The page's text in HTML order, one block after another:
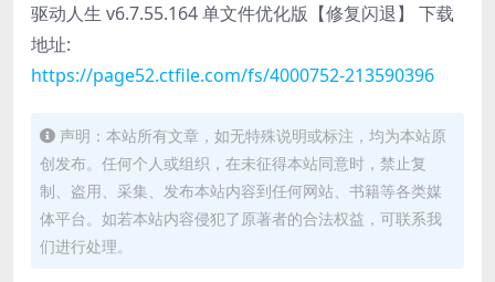
驱动人生 v6.7.55.164 单文件优化版【修复闪退】 下载
地址:
https://page52.ctfile.com/fs/4000752-213590396
声明：本站所有文章，如无特殊说明或标注，均为本站原
创发布。任何个人或组织，在未征得本站同意时，禁止复
制、盗用、采集、发布本站内容到任何网站、书籍等各类媒
体平台。如若本站内容侵犯了原著者的合法权益，可联系我
们进行处理。